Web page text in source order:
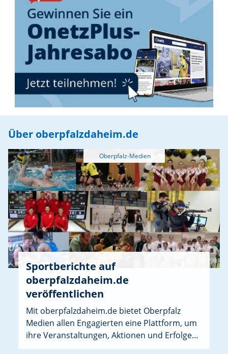
Über oberpfalzdaheim.de
Sportberichte auf
oberpfalzdaheim.de
veröffentlichen
Mit oberpfalzdaheim.de bietet Oberpfalz
Medien allen Engagierten eine Plattform, um
ihre Veranstaltungen, Aktionen und Erfolge
sichtbar zu machen. Speziell für Sportvereine